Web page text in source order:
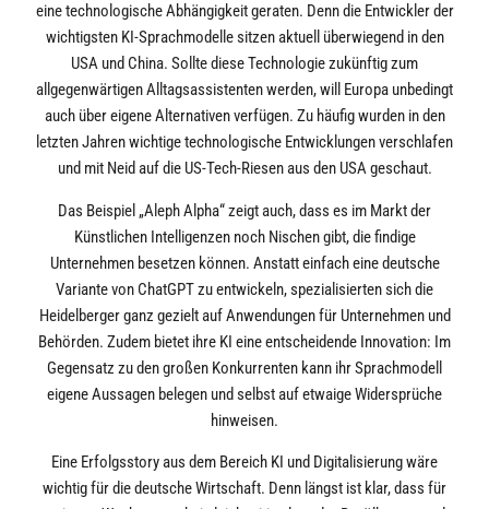
eine technologische Abhängigkeit geraten. Denn die Entwickler der
wichtigsten KI-Sprachmodelle sitzen aktuell überwiegend in den
USA und China. Sollte diese Technologie zukünftig zum
allgegenwärtigen Alltagsassistenten werden, will Europa unbedingt
auch über eigene Alternativen verfügen. Zu häufig wurden in den
letzten Jahren wichtige technologische Entwicklungen verschlafen
und mit Neid auf die US-Tech-Riesen aus den USA geschaut.
Das Beispiel „Aleph Alpha“ zeigt auch, dass es im Markt der
Künstlichen Intelligenzen noch Nischen gibt, die findige
Unternehmen besetzen können. Anstatt einfach eine deutsche
Variante von ChatGPT zu entwickeln, spezialisierten sich die
Heidelberger ganz gezielt auf Anwendungen für Unternehmen und
Behörden. Zudem bietet ihre KI eine entscheidende Innovation: Im
Gegensatz zu den großen Konkurrenten kann ihr Sprachmodell
eigene Aussagen belegen und selbst auf etwaige Widersprüche
hinweisen.
Eine Erfolgsstory aus dem Bereich KI und Digitalisierung wäre
wichtig für die deutsche Wirtschaft. Denn längst ist klar, dass für